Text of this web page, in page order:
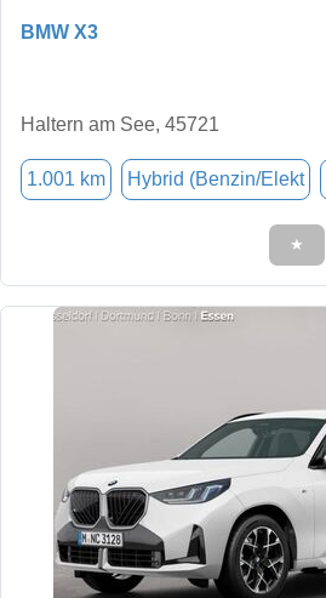
BMW X3
Haltern am See, 45721
1.001 km Hybrid (Benzin/Elekt
★